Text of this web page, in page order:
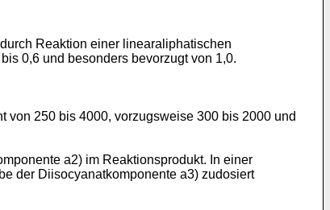
Reaktion einer linearaliphatischen
0,6 und besonders bevorzugt von 1,0.
von 250 bis 4000, vorzugsweise 300 bis 2000 und
a2) im Reaktionsprodukt. In einer
der Diisocyanatkomponente a3) zudosiert